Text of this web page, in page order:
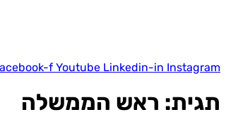
f Youtube Linkedin-in Instagram
תגית: ראש הממשלה